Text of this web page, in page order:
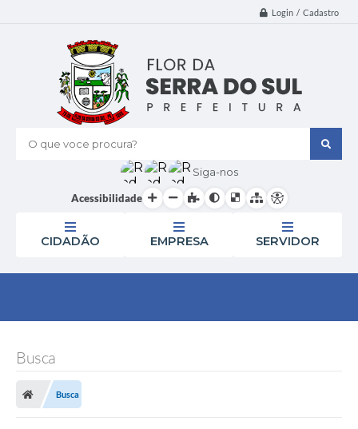
Login / Cadastro
O que voce procura?
Siga-nos
Acessibilidade
CIDADÃO EMPRESA SERVIDOR
Busca
Busca